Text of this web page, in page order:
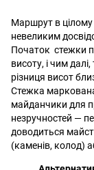
Маршрут в цілому
невеликим
Початок стежки
висоту, і чим
різниця висот
Стежка
майданчики для
незручностей —
доводиться
(каменів, колод)